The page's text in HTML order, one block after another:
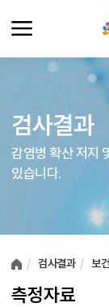
검사결과
감염병 확산 저지
있습니다.
검사결과 보
측정자료
여러분들의 의견을